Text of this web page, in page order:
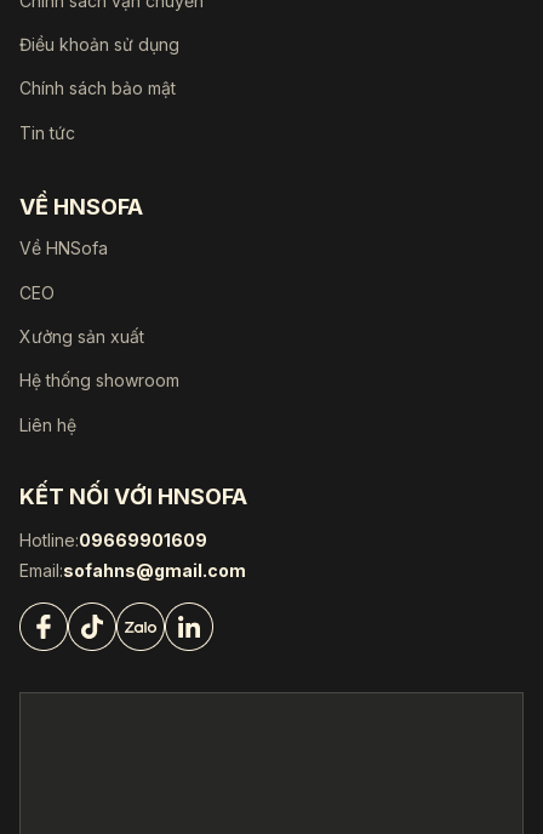
Điều khoản sử dụng
Chính sách bảo mật
Tin tức
VỀ HNSOFA
Về HNSofa
CEO
Xưởng sản xuất
Hệ thống showroom
Liên hệ
KẾT NỐI VỚI HNSOFA
Hotline:09669901609
Email:sofahns@gmail.com